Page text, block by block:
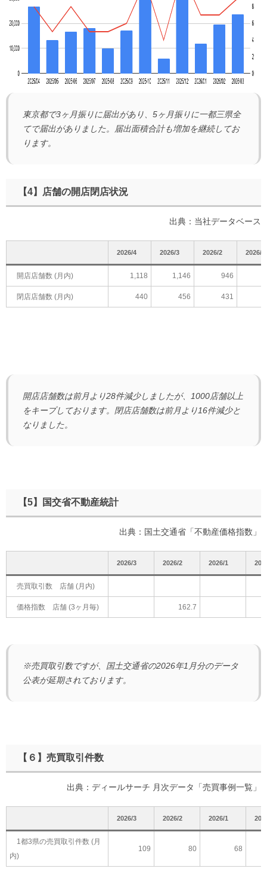
東京都で3ヶ月振りに届出があり、5ヶ月振りに一都三県全
てで届出がありました。届出面積合計も増加を継続してお
ります。
【4】店舗の開店閉店状況
出典：当社データベース
2026/4 2026/3 2026/2 2026/1
開店店舗数 (月内) 1,118 1,146 946
閉店店舗数 (月内) 440 456 431
開店店舗数は前月より28件減少しましたが、1000店舗以上
をキープしております。閉店店舗数は前月より16件減少と
なりました。
【5】国交省不動産統計
出典：国土交通省「不動産価格指数」
2026/3 2026/2 2026/1
売買取引数 店舗 (月内)
価格指数 店舗 (3ヶ月毎) 162.7
※売買取引数ですが、国土交通省の2026年1月分のデータ
公表が延期されております。
【６】売買取引件数
出典：ディールサーチ 月次データ「売買事例一覧」
2026/3 2026/2 2026/1
1都3県の売買取引件数 (月
内)
109 80 68